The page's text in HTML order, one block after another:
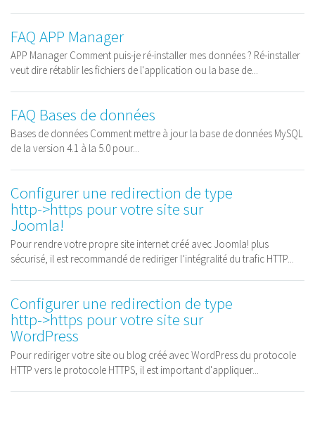
FAQ APP Manager
APP Manager Comment puis-je ré-installer mes données ? Ré-installer
veut dire rétablir les fichiers de l'application ou la base de...
FAQ Bases de données
Bases de données Comment mettre à jour la base de données MySQL
de la version 4.1 à la 5.0 pour...
Configurer une redirection de type
http->https pour votre site sur
Joomla!
Pour rendre votre propre site internet créé avec Joomla! plus
sécurisé, il est recommandé de rediriger l’intégralité du trafic HTTP...
Configurer une redirection de type
http->https pour votre site sur
WordPress
Pour rediriger votre site ou blog créé avec WordPress du protocole
HTTP vers le protocole HTTPS, il est important d'appliquer...